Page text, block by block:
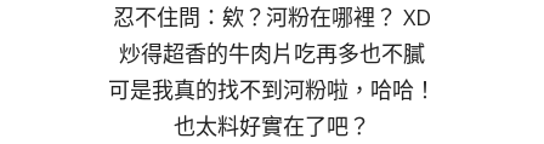
忍不住問：欸？河粉在哪裡？ XD
炒得超香的牛肉片吃再多也不膩
可是我真的找不到河粉啦，哈哈！
也太料好實在了吧？